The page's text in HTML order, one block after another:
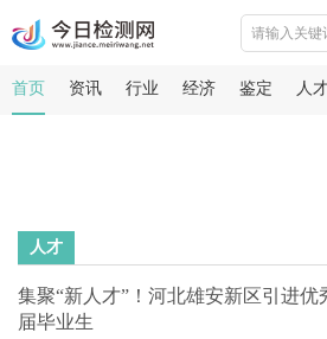
首页 资讯 行业 经济 鉴定 人
人才
集聚“新人才”！河北雄安新区引进优
届毕业生